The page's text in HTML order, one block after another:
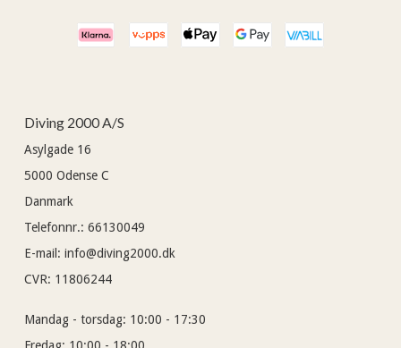
Diving 2000 A/S
Asylgade 16
5000 Odense C
Danmark
Telefonnr.: 66130049
E-mail : info@diving2000.dk
CVR: 11806244
Mandag - torsdag: 10:00 - 17:30